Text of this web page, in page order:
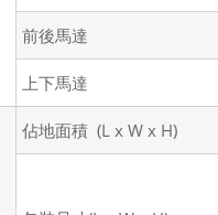
前後馬達
上下馬達
佔地面積 (L x W x H)